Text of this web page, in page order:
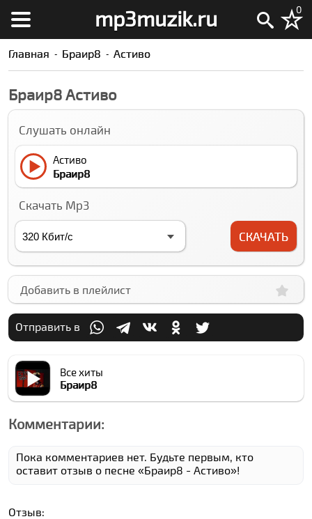
mp3muzik.ru 0
Главная Браир8 Аcтиво
Браир8 Аcтиво
Слушать онлайн
Аcтиво
Браир8
Скачать Mp3
СКАЧАТЬ
Добавить в плейлист
Отправить в
Все хиты
Браир8
Комментарии:
Пока комментариев нет. Будьте первым, кто
оставит отзыв о песне «Браир8 - Аcтиво»!
Отзыв: